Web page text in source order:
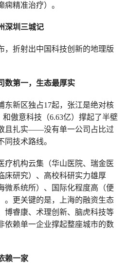
精准治疗）。
深圳三城记
，折射出中国科技创新的地理版
数第一，生态最厚实
东新区独占17起，张江是绝对核
傲意科技（6.63亿）撑起了半壁
且扎实——没有单一公司占比过
技术路线。
疗机构云集（华山医院、瑞金医
床研究）、高校科研实力雄厚
微系统所）、国际化程度高（便
。更关键的是，上海的融资生态
睿康、术理创新、脑虎科技等
依赖单一企业撑起整座城市的数
赖一家